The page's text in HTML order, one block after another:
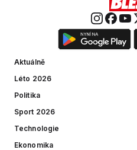
Aktuálně
Léto 2026
Politika
Sport 2026
Technologie
Ekonomika